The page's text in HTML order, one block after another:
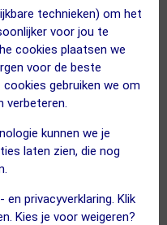
technieken) om het
voor jou te
cookies plaatsen we
voor de beste
gebruiken we om
verbeteren.
kunnen we je
laten zien, die nog
privacyverklaring. Klik
Kies je voor weigeren?
ja, op voorraad
Vergelijk
6